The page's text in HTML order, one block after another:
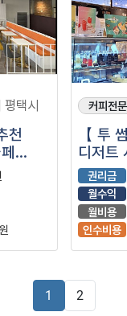
평택시
천
커피전
【 투
디저트
아메리
디저트
시대!
권리금
월수익
월비용
인수비용
1 2